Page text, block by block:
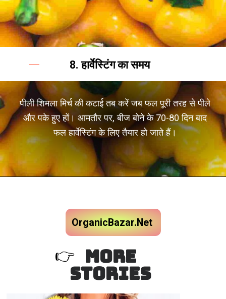
पीली शिमला मिर्च की कटाई तब करें जब फल पूरी तरह से पीले
और पके हुए हों। आमतौर पर, बीज बोने के 70-80 दिन बाद
फल हार्वेस्टिंग के लिए तैयार हो जाते हैं।
8. हार्वेस्टिंग का समय
MORE
STORIES
OrganicBazar.Net
👉